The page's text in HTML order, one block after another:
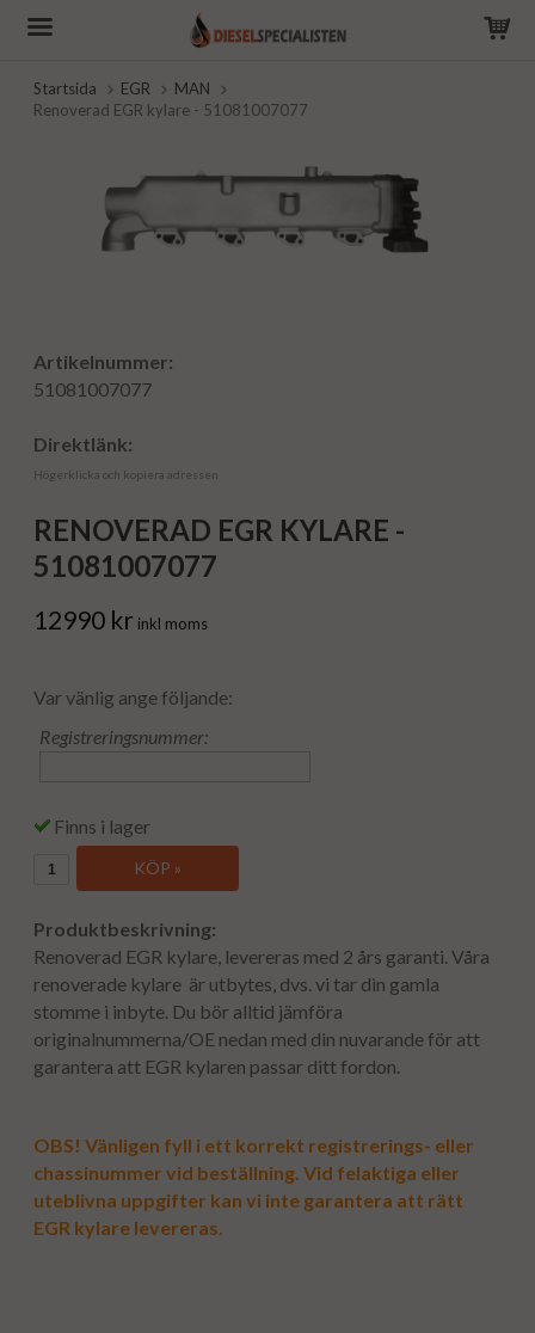
Startsida EGR
MAN
Renoverad EGR kylare - 51081007077
Artikelnummer:
51081007077
Direktlänk:
Högerklicka och kopiera adressen
RENOVERAD EGR KYLARE -
51081007077
12990 kr inkl moms
Var vänlig ange följande:
Registreringsnummer:
Finns i lager
KÖP »
Produktbeskrivning:
Renoverad EGR kylare, levereras med 2 års garanti. Våra
renoverade kylare är utbytes, dvs. vi tar din gamla
stomme i inbyte. Du bör alltid jämföra
originalnummerna/OE nedan med din nuvarande för att
garantera att EGR kylaren passar ditt fordon.
OBS! Vänligen fyll i ett korrekt registrerings- eller
chassinummer vid beställning. Vid felaktiga eller
uteblivna uppgifter kan vi inte garantera att rätt
EGR kylare levereras.